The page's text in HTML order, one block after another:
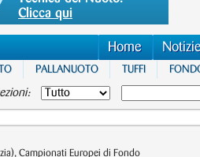
Clicca qui
Home
PALLANUOTO TUFFI
Campionati Europei di Fondo